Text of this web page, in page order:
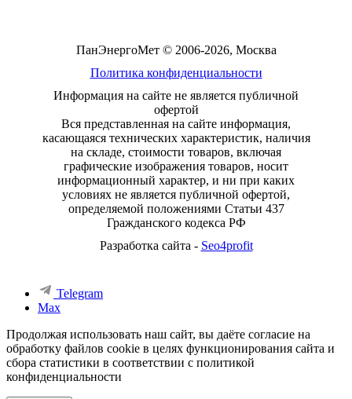
ПанЭнергоМет © 2006-2026, Москва
Политика конфиденциальности
Информация на сайте не является публичной
офертой
Вся представленная на сайте информация,
касающаяся технических характеристик, наличия
на складе, стоимости товаров, включая
графические изображения товаров, носит
информационный характер, и ни при каких
условиях не является публичной офертой,
определяемой положениями Статьи 437
Гражданского кодекса РФ
Разработка сайта - Seo4profit
Telegram
Max
Продолжая использовать наш сайт, вы даёте согласие на
обработку файлов cookie в целях функционирования сайта и
сбора статистики в соответствии с политикой
конфиденциальности